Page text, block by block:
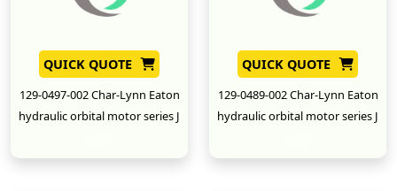
QUICK QUOTE
129-0497-002 Char-Lynn Eaton
hydraulic orbital motor series J
QUICK QUOTE
129-0489-002 Char-Lynn Eaton
hydraulic orbital motor series J